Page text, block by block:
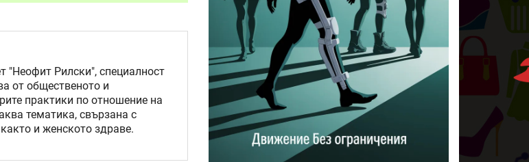
"Неофит Рилски", специалност
от общественото и
практики по отношение на
тематика, свързана с
и женското здраве.